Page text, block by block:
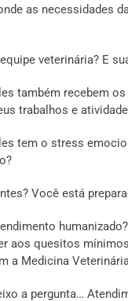
as necessidades
veterinária? E
também recebem
trabalhos e
tem o stress
Você está
aos quesitos
a Medicina
a pergunta…